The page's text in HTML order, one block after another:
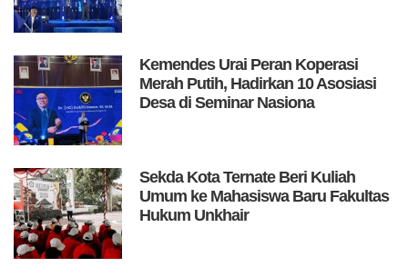
Kemendes Urai Peran Koperasi
Merah Putih, Hadirkan 10 Asosiasi
Desa di Seminar Nasiona
Sekda Kota Ternate Beri Kuliah
Umum ke Mahasiswa Baru Fakultas
Hukum Unkhair